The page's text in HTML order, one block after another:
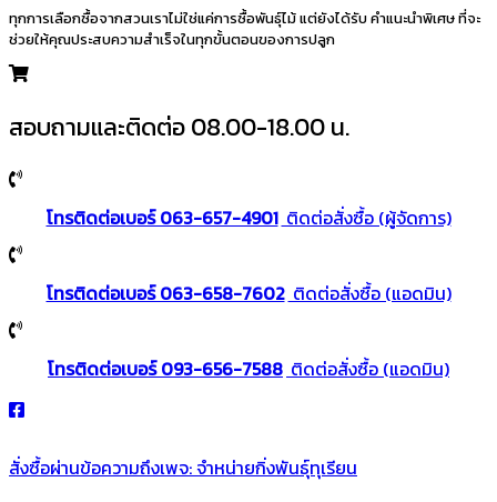
ทุกการเลือกซื้อจากสวนเราไม่ใช่แค่การซื้อพันธุ์ไม้ แต่ยังได้รับ คำแนะนำพิเศษ ที่จะ
ช่วยให้คุณประสบความสำเร็จในทุกขั้นตอนของการปลูก
สอบถามและติดต่อ 08.00-18.00 น.
โทรติดต่อเบอร์ 063-657-4901 ติดต่อสั่งซื้อ (ผู้จัดการ)
โทรติดต่อเบอร์ 063-658-7602 ติดต่อสั่งซื้อ (แอดมิน)
โทรติดต่อเบอร์ 093-656-7588 ติดต่อสั่งซื้อ (แอดมิน)
สั่งซื้อผ่านข้อความถึงเพจ: จำหน่ายกิ่งพันธุ์ทุเรียน